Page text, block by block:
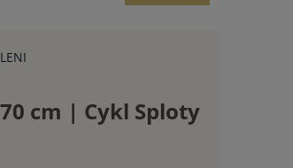
cm | Cykl Sploty